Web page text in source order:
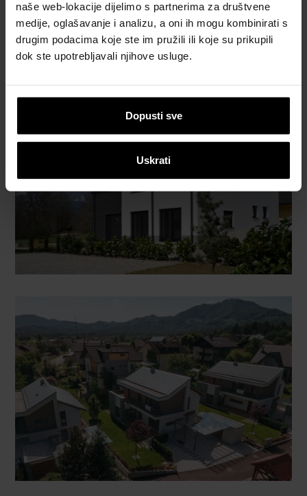
naše web-lokacije dijelimo s partnerima za društvene
medije, oglašavanje i analizu, a oni ih mogu kombinirati s
drugim podacima koje ste im pružili ili koje su prikupili
dok ste upotrebljavali njihove usluge.
Dopusti sve
Uskrati
Referetni objekti
POGLEDAJTE REFERENTNE OBJEKTE